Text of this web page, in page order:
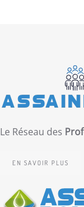
Le Réseau des
EN SAVOIR PLUS